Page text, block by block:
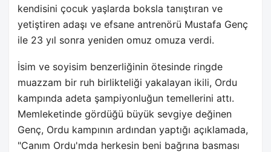
kendisini çocuk yaşlarda boksla tanıştıran ve
yetiştiren adaşı ve efsane antrenörü Mustafa Genç
ile 23 yıl sonra yeniden omuz omuza verdi.
İsim ve soyisim benzerliğinin ötesinde ringde
muazzam bir ruh birlikteliği yakalayan ikili, Ordu
kampında adeta şampiyonluğun temellerini attı.
Memleketinde gördüğü büyük sevgiye değinen
Genç, Ordu kampının ardından yaptığı açıklamada,
"Canım Ordu'mda herkesin beni bağrına basması